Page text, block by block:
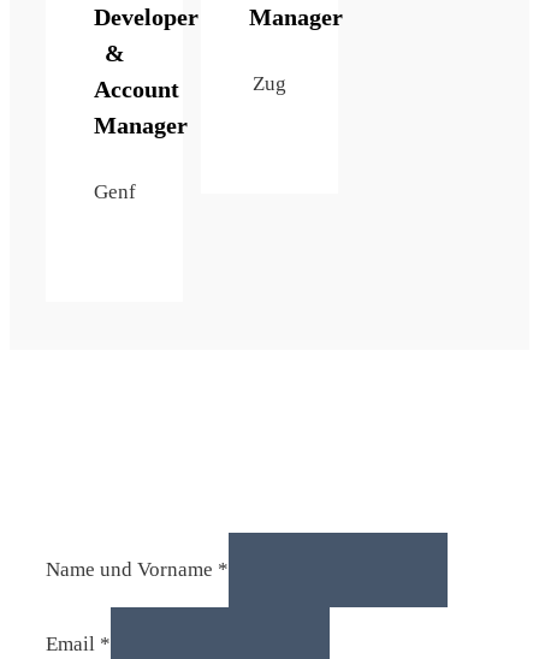
Developer
&
Account
Manager
Genf
Manager
Zug
Name und Vorname *
Email *